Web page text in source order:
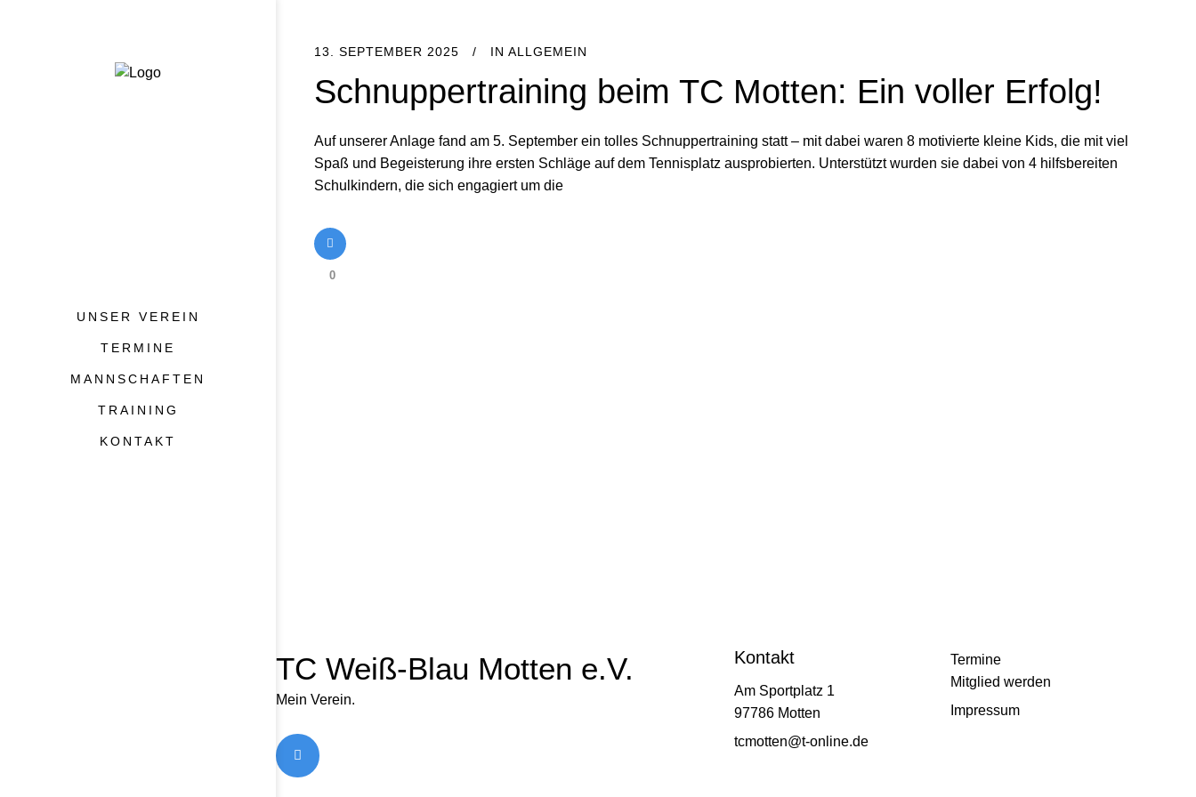
UNSER VEREIN
TERMINE
MANNSCHAFTEN
TRAINING
KONTAKT
13. SEPTEMBER 2025 IN ALLGEMEIN
Schnuppertraining beim TC Motten: Ein voller Erfolg!
Auf unserer Anlage fand am 5. September ein tolles Schnuppertraining statt – mit dabei waren 8 motivierte kleine Kids, die mit viel
Spaß und Begeisterung ihre ersten Schläge auf dem Tennisplatz ausprobierten. Unterstützt wurden sie dabei von 4 hilfsbereiten
Schulkindern, die sich engagiert um die
0
TC Weiß-Blau Motten e.V.
Mein Verein.
Kontakt
Am Sportplatz 1
97786 Motten
tcmotten@t-online.de
Termine
Mitglied werden
Impressum